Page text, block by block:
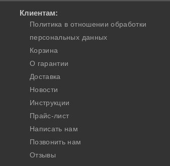
Клиентам:
Политика в отношении обработки
персональных данных
Корзина
О гарантии
Доставка
Новости
Инструкции
Прайс-лист
Написать нам
Позвонить нам
Отзывы